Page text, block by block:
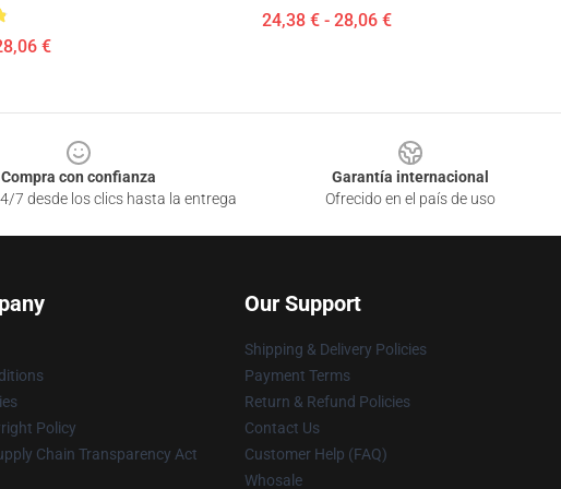
€
24,38 € - 28,06 €
Compra con confianza
7 desde los clics hasta la entrega
Garantía internacional
Ofrecido en el país de uso
Policy
Chain Transparency Act
Our Support
Shipping & Delivery Policies
Payment Terms
Return & Refund Policies
Contact Us
Customer Help (FAQ)
Whosale